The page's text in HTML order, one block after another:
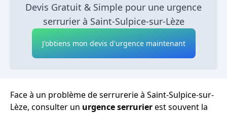
Devis Gratuit & Simple pour une urgence
serrurier à Saint-Sulpice-sur-Lèze
J'obtiens mon devis d'urgence maintenant
Face à un problème de serrurerie à Saint-Sulpice-sur-
Lèze, consulter un urgence serrurierest souvent la